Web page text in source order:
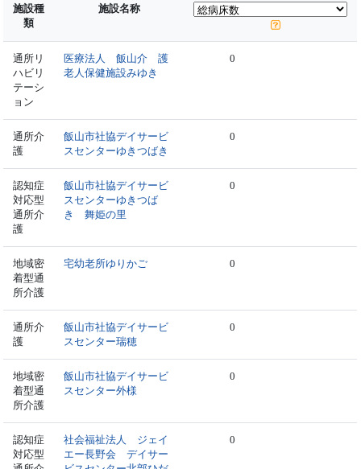
施設種
類
施設名称
通所リ
ハビリ
テーシ
ョン
医療法人 飯山介 護
老人保健施設みゆき
0
通所介
護
飯山市社協デイサービ
スセンターゆきつばき
0
認知症
対応型
通所介
護
飯山市社協デイサービ
スセンターゆきつば
き 舞姫の里
0
地域密
着型通
所介護
宅幼老所ゆりかご 0
通所介
護
飯山市社協デイサービ
スセンター瑞穂
0
地域密
着型通
所介護
飯山市社協デイサービ
スセンター外様
0
認知症
対応型
社会福祉法人 ジェイ
エー長野会 デイサー
0